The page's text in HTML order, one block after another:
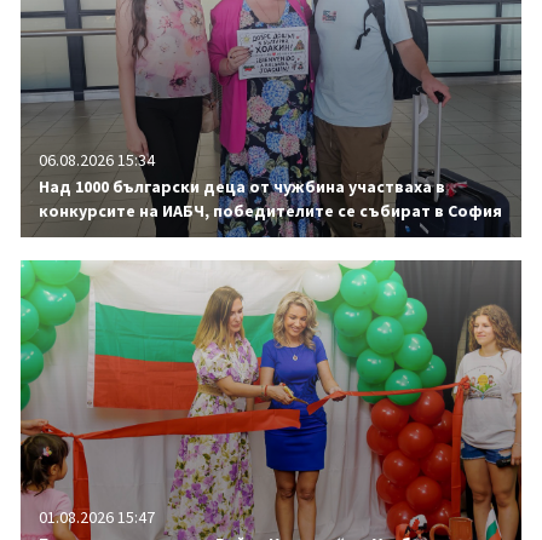
06.08.2026 15:34
Над 1000 български деца от чужбина участваха в
конкурсите на ИАБЧ, победителите се събират в София
01.08.2026 15:47